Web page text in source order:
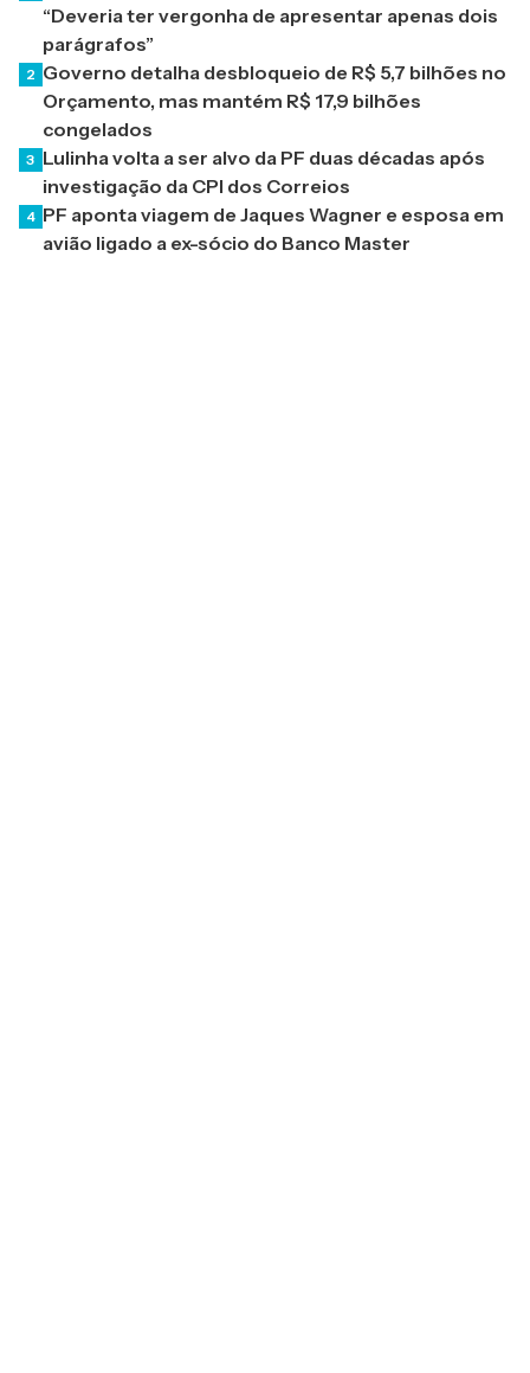
“Deveria ter vergonha de apresentar apenas dois
parágrafos”
2 Governo detalha desbloqueio de R$ 5,7 bilhões no
Orçamento, mas mantém R$ 17,9 bilhões
congelados
3 Lulinha volta a ser alvo da PF duas décadas após
investigação da CPI dos Correios
4 PF aponta viagem de Jaques Wagner e esposa em
avião ligado a ex-sócio do Banco Master